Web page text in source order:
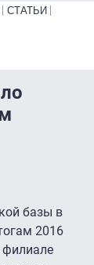
СТАТЬИ
базы в
2016
филиале